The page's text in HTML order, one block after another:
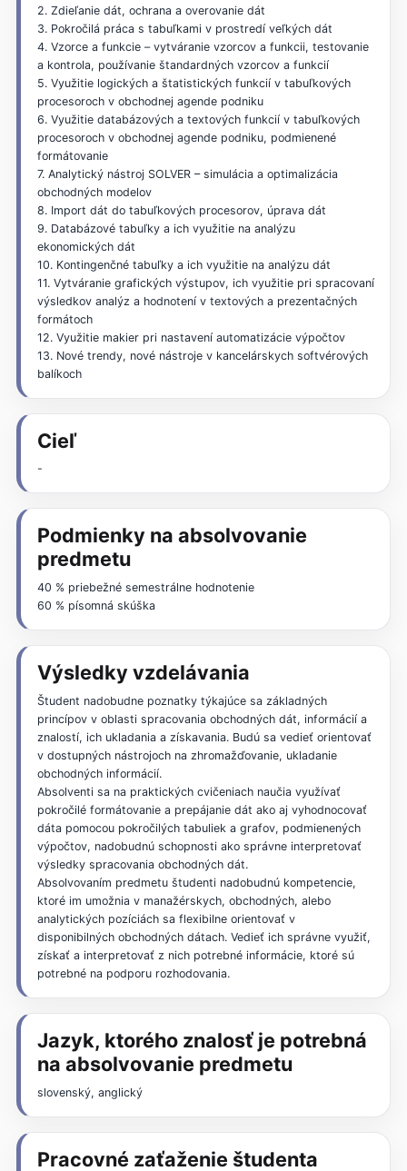
2. Zdieľanie dát, ochrana a overovanie dát
3. Pokročilá práca s tabuľkami v prostredí veľkých dát
4. Vzorce a funkcie – vytváranie vzorcov a funkcii, testovanie
a kontrola, používanie štandardných vzorcov a funkcií
5. Využitie logických a štatistických funkcií v tabuľkových
procesoroch v obchodnej agende podniku
6. Využitie databázových a textových funkcií v tabuľkových
procesoroch v obchodnej agende podniku, podmienené
formátovanie
7. Analytický nástroj SOLVER – simulácia a optimalizácia
obchodných modelov
8. Import dát do tabuľkových procesorov, úprava dát
9. Databázové tabuľky a ich využitie na analýzu
ekonomických dát
10. Kontingenčné tabuľky a ich využitie na analýzu dát
11. Vytváranie grafických výstupov, ich využitie pri spracovaní
výsledkov analýz a hodnotení v textových a prezentačných
formátoch
12. Využitie makier pri nastavení automatizácie výpočtov
13. Nové trendy, nové nástroje v kancelárskych softvérových
balíkoch
Cieľ
-
Podmienky na absolvovanie
predmetu
40 % priebežné semestrálne hodnotenie
60 % písomná skúška
Výsledky vzdelávania
Študent nadobudne poznatky týkajúce sa základných
princípov v oblasti spracovania obchodných dát, informácií a
znalostí, ich ukladania a získavania. Budú sa vedieť orientovať
v dostupných nástrojoch na zhromažďovanie, ukladanie
obchodných informácií.
Absolventi sa na praktických cvičeniach naučia využívať
pokročilé formátovanie a prepájanie dát ako aj vyhodnocovať
dáta pomocou pokročilých tabuliek a grafov, podmienených
výpočtov, nadobudnú schopnosti ako správne interpretovať
výsledky spracovania obchodných dát.
Absolvovaním predmetu študenti nadobudnú kompetencie,
ktoré im umožnia v manažérskych, obchodných, alebo
analytických pozíciách sa flexibilne orientovať v
disponibilných obchodných dátach. Vedieť ich správne využiť,
získať a interpretovať z nich potrebné informácie, ktoré sú
potrebné na podporu rozhodovania.
Jazyk, ktorého znalosť je potrebná
na absolvovanie predmetu
slovenský, anglický
Pracovné zaťaženie študenta